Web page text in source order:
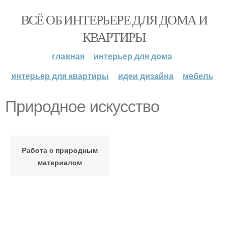
ВСЁ ОБ ИНТЕРЬЕРЕ ДЛЯ ДОМА И
КВАРТИРЫ
главная
интерьер для дома
интерьер для квартиры
идеи дизайна мебель
Природное искусство
Работа с природным
материалом